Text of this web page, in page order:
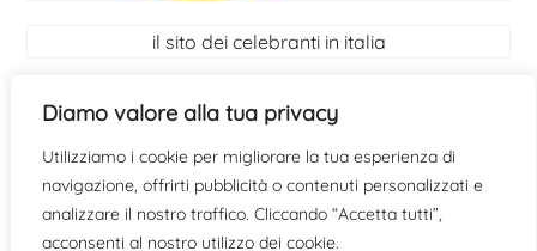
Diamo valore alla tua privacy
Utilizziamo i cookie per migliorare la tua esperienza di
navigazione, offrirti pubblicità o contenuti personalizzati e
analizzare il nostro traffico. Cliccando “Accetta tutti”,
acconsenti al nostro utilizzo dei cookie.
il sito dei celebranti in italia
I Celebranti
scopri se hai le qualità per diventare celebrante
qui